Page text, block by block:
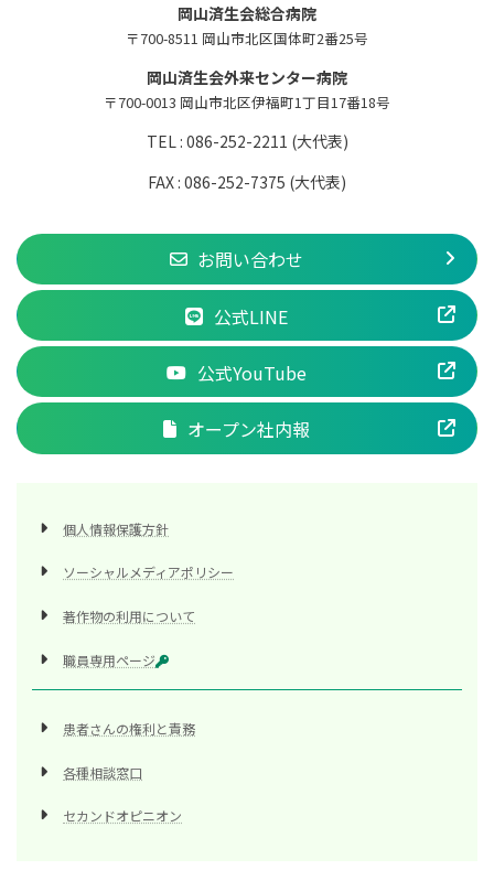
岡山済生会総合病院
〒700-8511 岡山市北区国体町2番25号
岡山済生会外来センター病院
〒700-0013 岡山市北区伊福町1丁目17番18号
TEL : 086-252-2211 (大代表)
FAX : 086-252-7375 (大代表)
お問い合わせ
公式LINE
公式YouTube
オープン社内報
個人情報保護方針
ソーシャルメディアポリシー
著作物の利用について
職員専用ページ
患者さんの権利と責務
各種相談窓口
セカンドオピニオン